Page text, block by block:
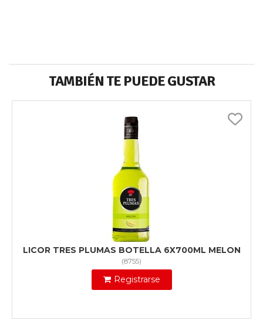
TAMBIÉN TE PUEDE GUSTAR
LICOR TRES PLUMAS BOTELLA 6X700ML MELON
(8755)
Registrarse